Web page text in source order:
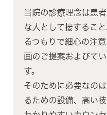
当院の診療理念は患
な人として接するこ
るつもりで細心の注
画のご提案およびて
す。
そのために必要なの
るための設備、高い